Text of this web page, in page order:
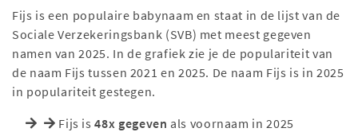
Fijs is een populaire babynaam en staat in de lijst van de
Sociale Verzekeringsbank (SVB) met meest gegeven
namen van 2025. In de grafiek zie je de populariteit van
de naam Fijs tussen 2021 en 2025. De naam Fijs is in 2025
in populariteit gestegen.
Fijs is48x gegeven als voornaam in 2025